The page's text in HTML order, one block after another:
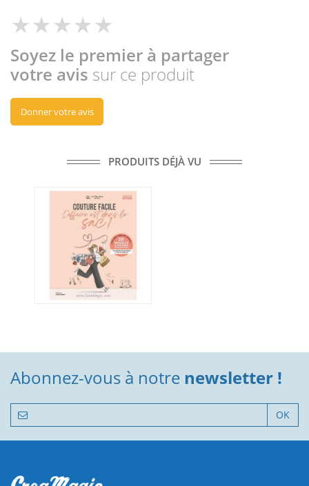
Soyez le premier à partager
votre avis sur ce produit
Donner votre avis
PRODUITS DÉJÀ VU
Abonnez-vous à notre newsletter !
OK